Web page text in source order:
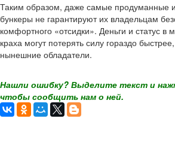
Таким образом, даже самые продуманные
бункеры не гарантируют их владельцам
комфортного «отсидки». Деньги и статус в
краха могут потерять силу гораздо
нынешние обладатели.
Нашли ошибку? Выделите текст и
чтобы сообщить нам о ней.